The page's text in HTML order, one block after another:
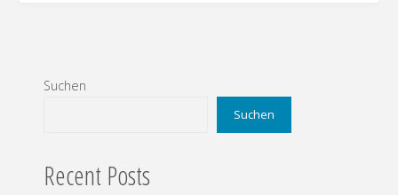
Suchen
Suchen
Recent Posts